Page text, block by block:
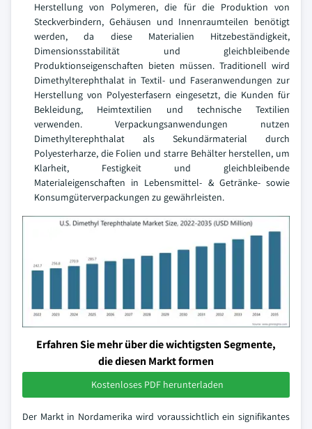
Herstellung von Polymeren, die für die Produktion von
Steckverbindern, Gehäusen und Innenraumteilen benötigt
werden, da diese Materialien Hitzebeständigkeit,
Dimensionsstabilität und gleichbleibende
Produktionseigenschaften bieten müssen. Traditionell wird
Dimethylterephthalat in Textil- und Faseranwendungen zur
Herstellung von Polyesterfasern eingesetzt, die Kunden für
Bekleidung, Heimtextilien und technische Textilien
verwenden. Verpackungsanwendungen nutzen
Dimethylterephthalat als Sekundärmaterial durch
Polyesterharze, die Folien und starre Behälter herstellen, um
Klarheit, Festigkeit und gleichbleibende
Materialeigenschaften in Lebensmittel- & Getränke- sowie
Konsumgüterverpackungen zu gewährleisten.
Erfahren Sie mehr über die wichtigsten Segmente,
die diesen Markt formen
Kostenloses PDF herunterladen
Der Markt in Nordamerika wird voraussichtlich ein signifikantes